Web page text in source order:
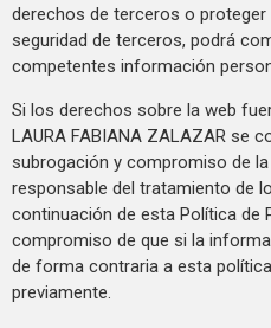
derechos de terceros o
seguridad de terceros, podrá
competentes información
Si los derechos sobre la web
LAURA FABIANA ZALAZAR se
subrogación y compromiso de
responsable del tratamiento de
continuación de esta Política de
compromiso de que si la
de forma contraria a esta
previamente.